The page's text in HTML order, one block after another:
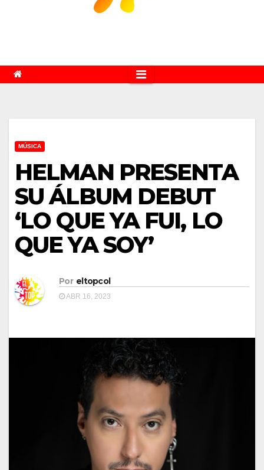
MÚSICA
HELMAN PRESENTA
SU ÁLBUM DEBUT
‘LO QUE YA FUI, LO
QUE YA SOY’
Por eltopcol
ABR 16, 2023